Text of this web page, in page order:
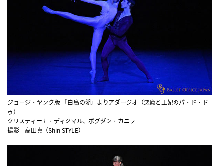
ジョージ・ヤンク版 『白鳥の湖』よりアダージオ（悪魔と王妃のパ・ド・ド
ゥ）
クリスティーナ・ディジマル、ボグダン・カニラ
撮影：高田真（Shin STYLE）